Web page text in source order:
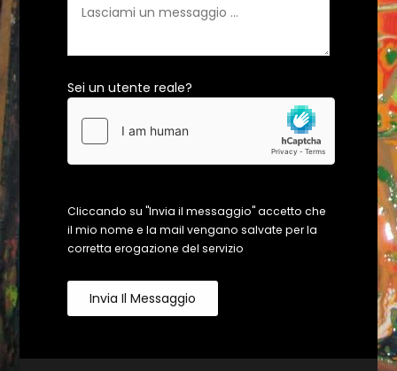
Sei un utente reale?
Cliccando su "Invia il messaggio" accetto che
il mio nome e la mail vengano salvate per la
corretta erogazione del servizio
Invia Il Messaggio